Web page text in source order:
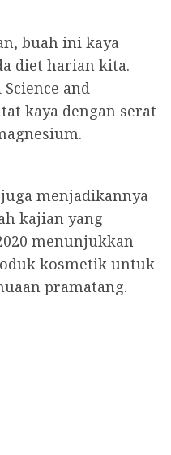
buah ini kaya
diet harian kita.
and
kaya dengan serat
menjadikannya
kajian yang
menunjukkan
kosmetik untuk
pramatang.